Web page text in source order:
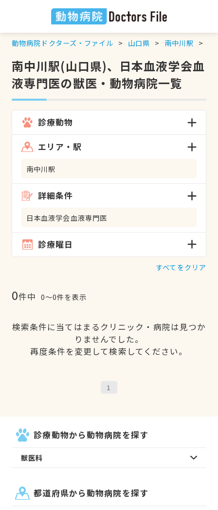
動物病院ドクターズ・ファイル 山口県 南中川駅
南中川駅(山口県)、日本血液学会血
液専門医の獣医・動物病院一覧
診療動物
エリア・駅
南中川駅
詳細条件
日本血液学会血液専門医
診療曜日
すべてをクリア
0件中 0〜0件を表示
検索条件に当てはまるクリニック・病院は見つか
りませんでした。
再度条件を変更して検索してください。
1
診療動物から動物病院を探す
獣医科
都道府県から動物病院を探す